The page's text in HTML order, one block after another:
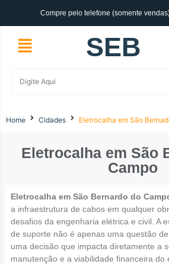
Compre pelo telefone (somente
SEB
Home Cidades Eletrocalha em São
Eletrocalha em São
Campo
Eletrocalha em São Bernardo do
a infraestrutura de cabos em qualquer
desafios da engenharia elétrica e civil. A
de suporte não é apenas uma questão
uma decisão que impacta diretamente a
manutenção e a viabilidade financeira do